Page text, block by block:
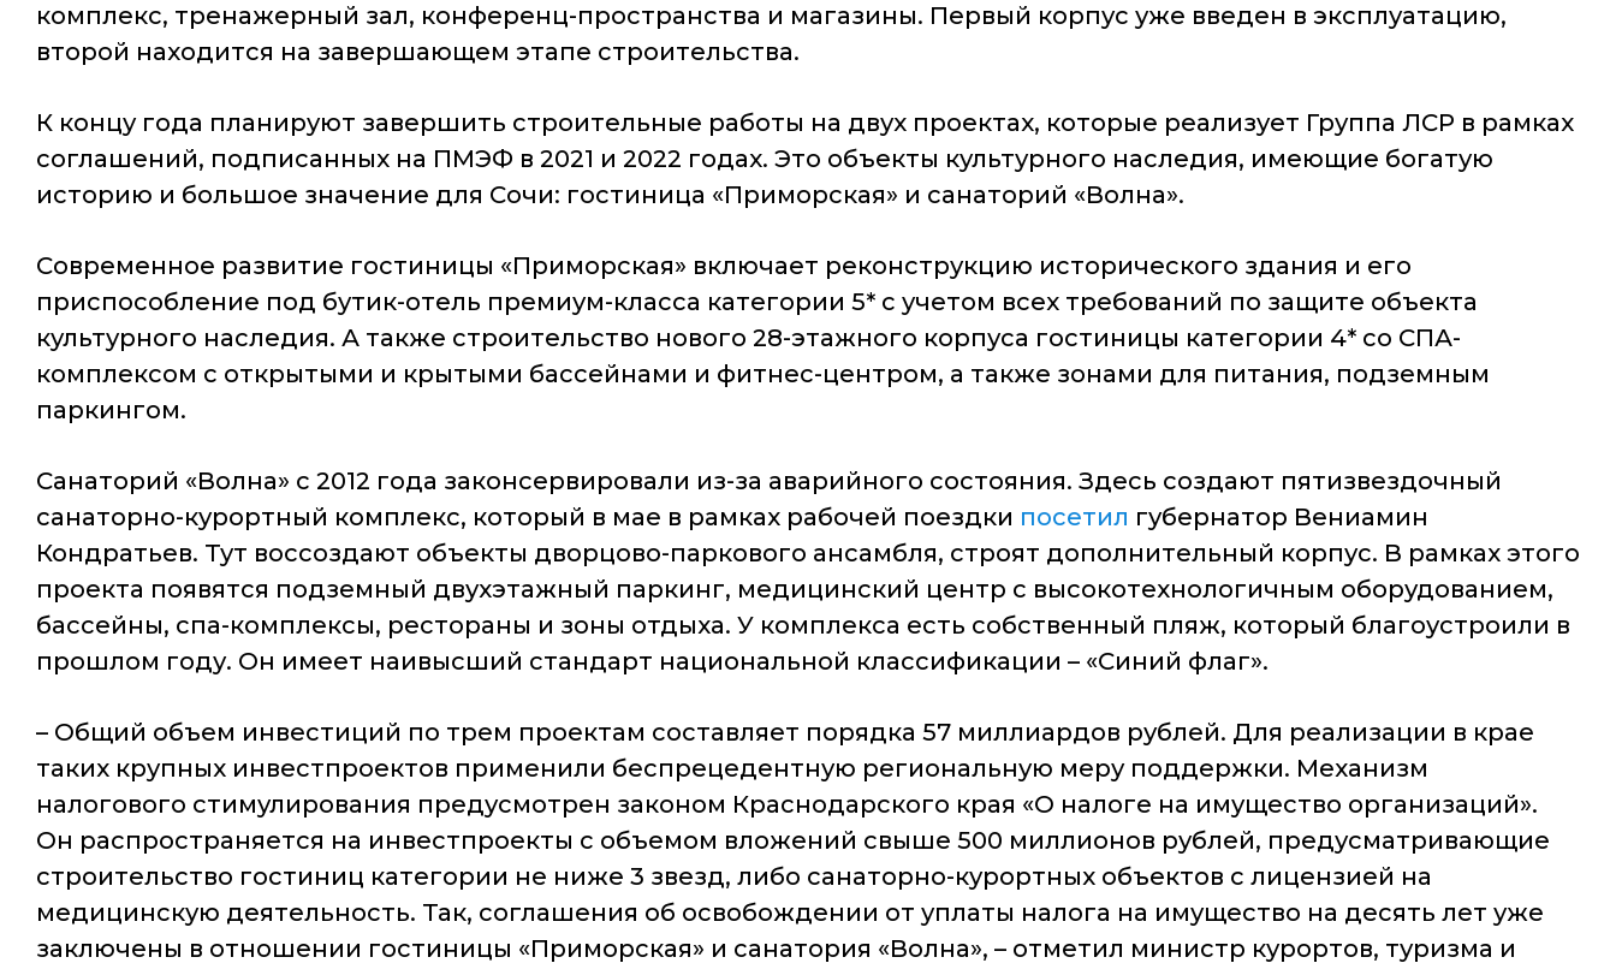
комплекс, тренажерный зал, конференц-пространства и магазины. Первый корпус уже введен в эксплуатацию,
второй находится на завершающем этапе строительства.
К концу года планируют завершить строительные работы на двух проектах, которые реализует Группа ЛСР в рамках
соглашений, подписанных на ПМЭФ в 2021 и 2022 годах. Это объекты культурного наследия, имеющие богатую
историю и большое значение для Сочи: гостиница «Приморская» и санаторий «Волна».
Современное развитие гостиницы «Приморская» включает реконструкцию исторического здания и его
приспособление под бутик-отель премиум-класса категории 5* с учетом всех требований по защите объекта
культурного наследия. А также строительство нового 28-этажного корпуса гостиницы категории 4* со СПА-
комплексом с открытыми и крытыми бассейнами и фитнес-центром, а также зонами для питания, подземным
паркингом.
Санаторий «Волна» с 2012 года законсервировали из-за аварийного состояния. Здесь создают пятизвездочный
санаторно-курортный комплекс, который в мае в рамках рабочей поездки посетил губернатор Вениамин
Кондратьев. Тут воссоздают объекты дворцово-паркового ансамбля, строят дополнительный корпус. В рамках этого
проекта появятся подземный двухэтажный паркинг, медицинский центр с высокотехнологичным оборудованием,
бассейны, спа-комплексы, рестораны и зоны отдыха. У комплекса есть собственный пляж, который благоустроили в
прошлом году. Он имеет наивысший стандарт национальной классификации – «Синий флаг».
– Общий объем инвестиций по трем проектам составляет порядка 57 миллиардов рублей. Для реализации в крае
таких крупных инвестпроектов применили беспрецедентную региональную меру поддержки. Механизм
налогового стимулирования предусмотрен законом Краснодарского края «О налоге на имущество организаций».
Он распространяется на инвестпроекты с объемом вложений свыше 500 миллионов рублей, предусматривающие
строительство гостиниц категории не ниже 3 звезд, либо санаторно-курортных объектов с лицензией на
медицинскую деятельность. Так, соглашения об освобождении от уплаты налога на имущество на десять лет уже
заключены в отношении гостиницы «Приморская» и санатория «Волна», – отметил министр курортов, туризма и